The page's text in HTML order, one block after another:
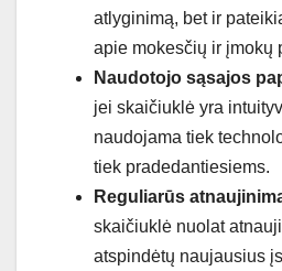
atlyginimą, bet ir
apie mokesčių ir įmokų
Naudotojo sąsajos
jei skaičiuklė yra
naudojama tiek
tiek pradedantiesiems.
Reguliarūs
skaičiuklė nuolat
atspindėtų naujausius